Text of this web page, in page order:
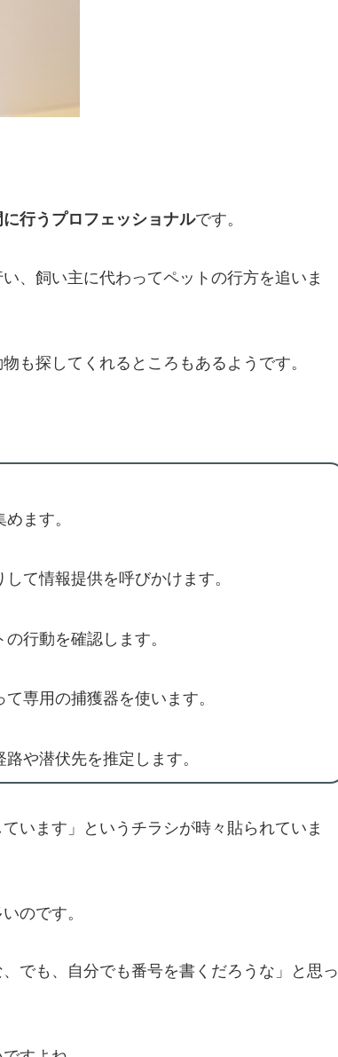
行うプロフェッショナルです。
、飼い主に代わってペットの行方を追いま
も探してくれるところもあるようです。
ます。
て情報提供を呼びかけます。
行動を確認します。
専用の捕獲器を使います。
や潜伏先を推定します。
います」というチラシが時々貼られていま
のです。
でも、自分でも番号を書くだろうな」と思っ